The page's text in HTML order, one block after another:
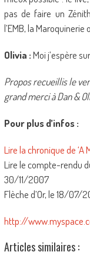
pas de faire un
l’EMB, la Maroquinerie
Olivia :Moi j’espère
Propos recueillis le
grand merci à Dan &
Pour plus d’infos :
Lire la chronique de ‘A
Lire le compte-rendu
30/11/2007
Flèche d’Or, le 18/07/
http://
Articles similaires :